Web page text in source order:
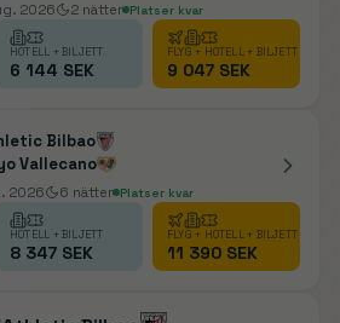
2026 2 nätter Platser kvar
HOTELL + BILJETT
6 144 SEK
FLYG + HOTELL + BILJETT
9 047 SEK
Bilbao
Vallecano
2026 6 nätter Platser kvar
HOTELL + BILJETT
8 347 SEK
FLYG + HOTELL + BILJETT
11 390 SEK